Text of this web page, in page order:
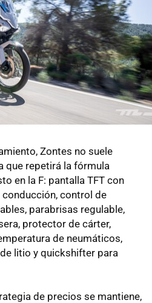
Zontes no suele
que repetirá la fórmula
en la F: pantalla TFT con
control de
parabrisas regulable,
protector de cárter,
de neumáticos,
litio y quickshifter para
de precios se mantiene,